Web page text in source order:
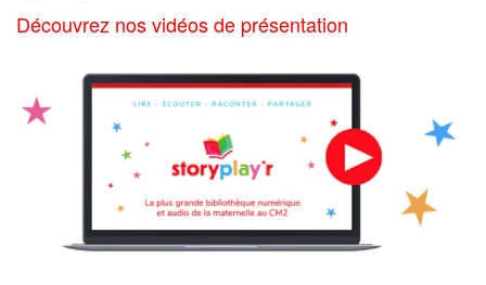
Quotidien et loisirs
À l'école
Fêtes et évènements
Amour et amitié
Sujets de société
Découvrez nos vidéos de présentation